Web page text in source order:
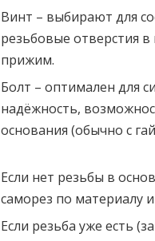
Винт – выбирают для
резьбовые отверстия
прижим.
Болт – оптимален для
надёжность,
основания (обычно с
Если нет резьбы в
саморез по материалу
Если резьба уже есть